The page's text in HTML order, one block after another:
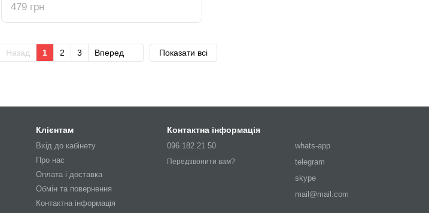
479 грн
Назад 1 2 3 Вперед Показати всі
Клієнтам
Вхід до кабінету
Про нас
Оплата і доставка
Обмін та повернення
Контактна інформація
Контактна інформація
096 182 21 50
Передзвонити вам?
whats-app
telegram
skype
mail@mail.com